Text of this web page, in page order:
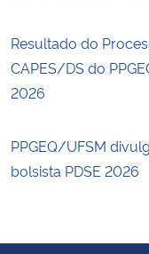
Resultado do
CAPES/DS do
2026
PPGEQ/UFSM
bolsista PDSE 2026